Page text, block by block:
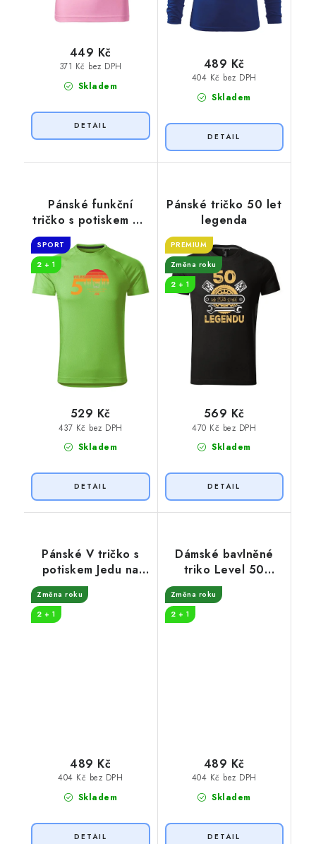
Skladem
371 Kč bez DPH
449 Kč
Skladem
404 Kč bez DPH
489 Kč
Pánské funkční
tričko s potiskem 50
let myslivost
SPORT
2 + 1
Skladem
437 Kč bez DPH
529 Kč
Pánské tričko 50 let
legenda
PREMIUM
Změna roku
2 + 1
Skladem
470 Kč bez DPH
569 Kč
Pánské V tričko s
potiskem Jedu na
plný plyn
Změna roku
2 + 1
Skladem
404 Kč bez DPH
489 Kč
Dámské bavlněné
triko Level 50
unlocked
Změna roku
2 + 1
Skladem
404 Kč bez DPH
489 Kč